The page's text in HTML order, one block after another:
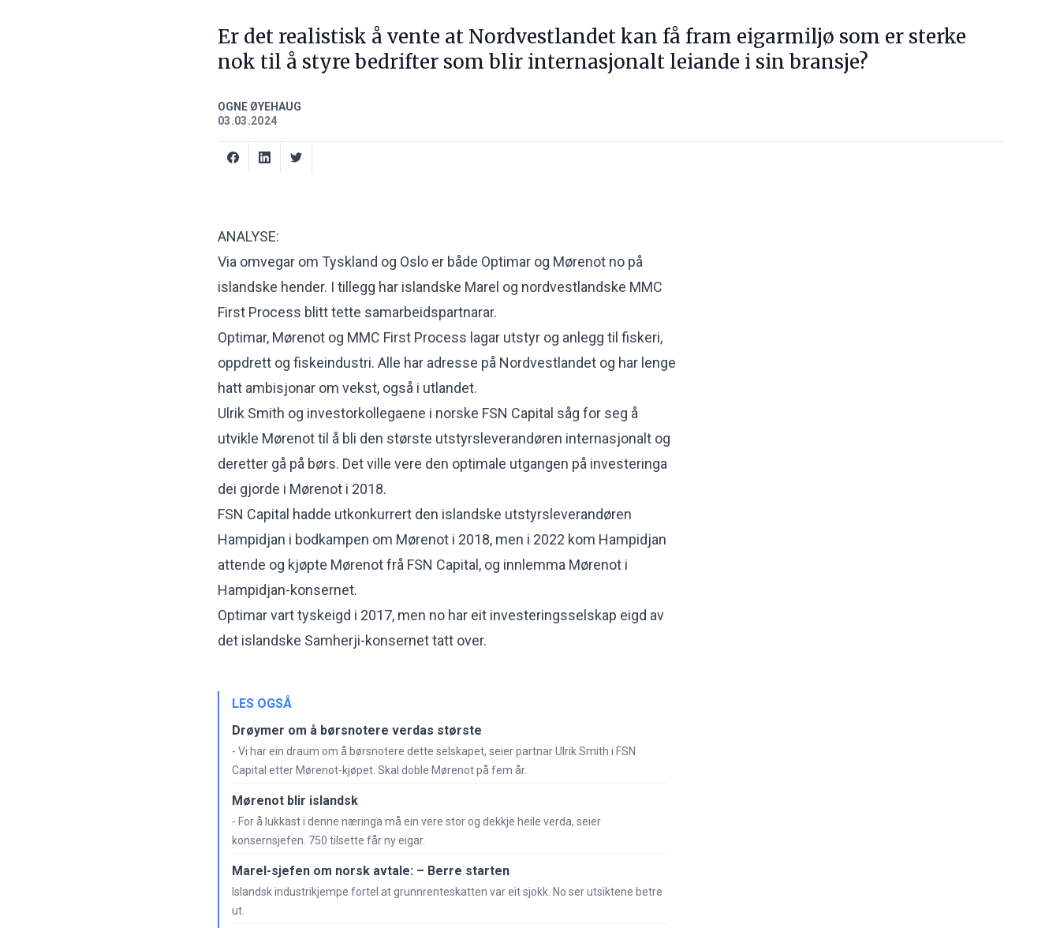
Er det realistisk å vente at Nordvestlandet kan få fram eigarmiljø som er sterke
nok til å styre bedrifter som blir internasjonalt leiande i sin bransje?
OGNE ØYEHAUG
03.03.2024
ANALYSE:
Via omvegar om Tyskland og Oslo er både Optimar og Mørenot no på
islandske hender. I tillegg har islandske Marel og nordvestlandske MMC
First Process blitt tette samarbeidspartnarar.
Optimar, Mørenot og MMC First Process lagar utstyr og anlegg til fiskeri,
oppdrett og fiskeindustri. Alle har adresse på Nordvestlandet og har lenge
hatt ambisjonar om vekst, også i utlandet.
Ulrik Smith og investorkollegaene i norske FSN Capital såg for seg å
utvikle Mørenot til å bli den største utstyrsleverandøren internasjonalt og
deretter gå på børs. Det ville vere den optimale utgangen på investeringa
dei gjorde i Mørenot i 2018.
FSN Capital hadde utkonkurrert den islandske utstyrsleverandøren
Hampidjan i bodkampen om Mørenot i 2018, men i 2022 kom Hampidjan
attende og kjøpte Mørenot frå FSN Capital, og innlemma Mørenot i
Hampidjan-konsernet.
Optimar vart tyskeigd i 2017, men no har eit investeringsselskap eigd av
det islandske Samherji-konsernet tatt over.
LES OGSÅ
Drøymer om å børsnotere verdas største
- Vi har ein draum om å børsnotere dette selskapet, seier partnar Ulrik Smith i FSN
Capital etter Mørenot-kjøpet. Skal doble Mørenot på fem år.
Mørenot blir islandsk
- For å lukkast i denne næringa må ein vere stor og dekkje heile verda, seier
konsernsjefen. 750 tilsette får ny eigar.
Marel-sjefen om norsk avtale: – Berre starten
Islandsk industrikjempe fortel at grunnrenteskatten var eit sjokk. No ser utsiktene betre
ut.